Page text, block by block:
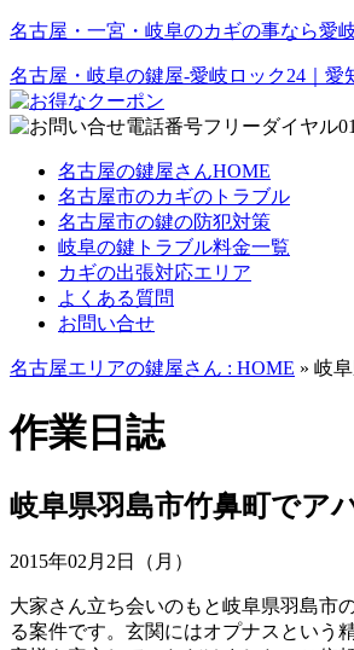
名古屋・一宮・岐阜のカギの事なら愛
名古屋・岐阜の鍵屋‐愛岐ロック24｜愛
名古屋の鍵屋さんHOME
名古屋市のカギのトラブル
名古屋市の鍵の防犯対策
岐阜の鍵トラブル料金一覧
カギの出張対応エリア
よくある質問
お問い合せ
名古屋エリアの鍵屋さん : HOME » 岐
作業日誌
岐阜県羽島市竹鼻町でア
2015年02月2日（月）
大家さん立ち会いのもと岐阜県羽島市
る案件です。玄関にはオプナスという